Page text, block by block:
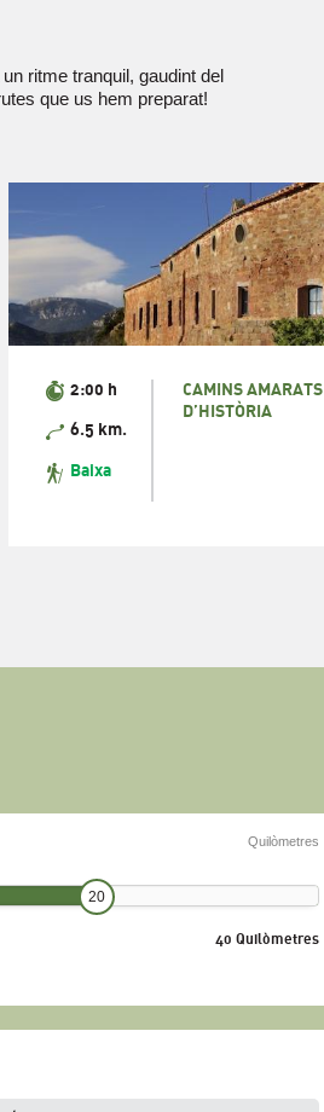
ritme tranquil, gaudint del
que us hem preparat!
2:00 h
6.5 km.
Baixa
CAMINS AMARATS
D’HISTÒRIA
Quilòmetres
20
40 Quilòmetres